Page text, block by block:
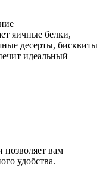
яичные белки,
десерты, бисквиты
идеальный
позволяет вам
удобства.